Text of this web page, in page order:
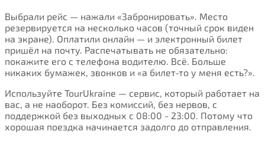
Выбрали рейс — нажали «Забронировать». Место
резервируется на несколько часов (точный срок виден
на экране). Оплатили онлайн — и электронный билет
пришёл на почту. Распечатывать не обязательно:
покажите его с телефона водителю. Всё. Больше
никаких бумажек, звонков и «а билет-то у меня есть?».
Используйте TourUkraine — сервис, который работает на
вас, а не наоборот. Без комиссий, без нервов, с
поддержкой без выходных с 08:00 - 23:00. Потому что
хорошая поездка начинается задолго до отправления.